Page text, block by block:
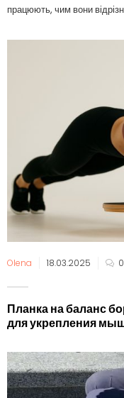
працюють, чим вони
Olena 18.03.2025 0
Планка на баланс
для укрепления